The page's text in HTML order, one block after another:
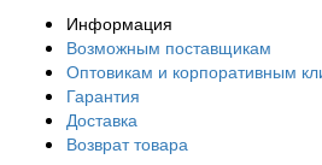
Информация
Возможным поставщикам
Оптовикам и корпоративным
Гарантия
Доставка
Возврат товара